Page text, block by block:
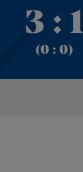
3 : 1
(0 : 0)